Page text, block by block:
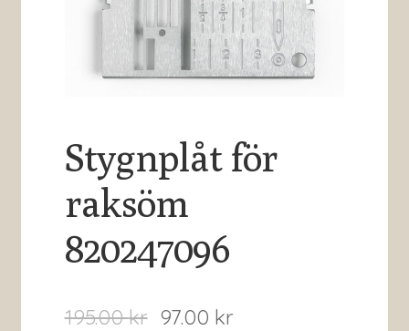
Stygnplåt för
raksöm
820247096
195.00kr 97.00 kr